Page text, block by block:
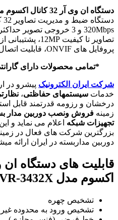
دستگاه ان وی آر 32 کانال اکسوم مدل Exsom ENVR-3432X
پروفایل های ONVIF، قابلیت اتصال 4 هارد 8 ترابایتی است.
*تمامی محصولات دارای
شرکت ایران الکترونیک پیشرو در
خدمات سیستمهای حفاظتی،
درخشان و رزومه قدرتمند قابل
زمینه فروش ونصب دوربین مدار
تجهیزات شبکه اعلام می نماید و
بزرگترین شرکت های فعال در
دوربین مداربسته در ایران ارائه
اکسوم مدل Exsom ENVR-3432X
تشخیص چهره
تشخیص ورود به محدوده غیر